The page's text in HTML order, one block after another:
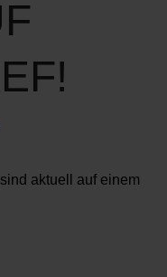
aktuell auf einem